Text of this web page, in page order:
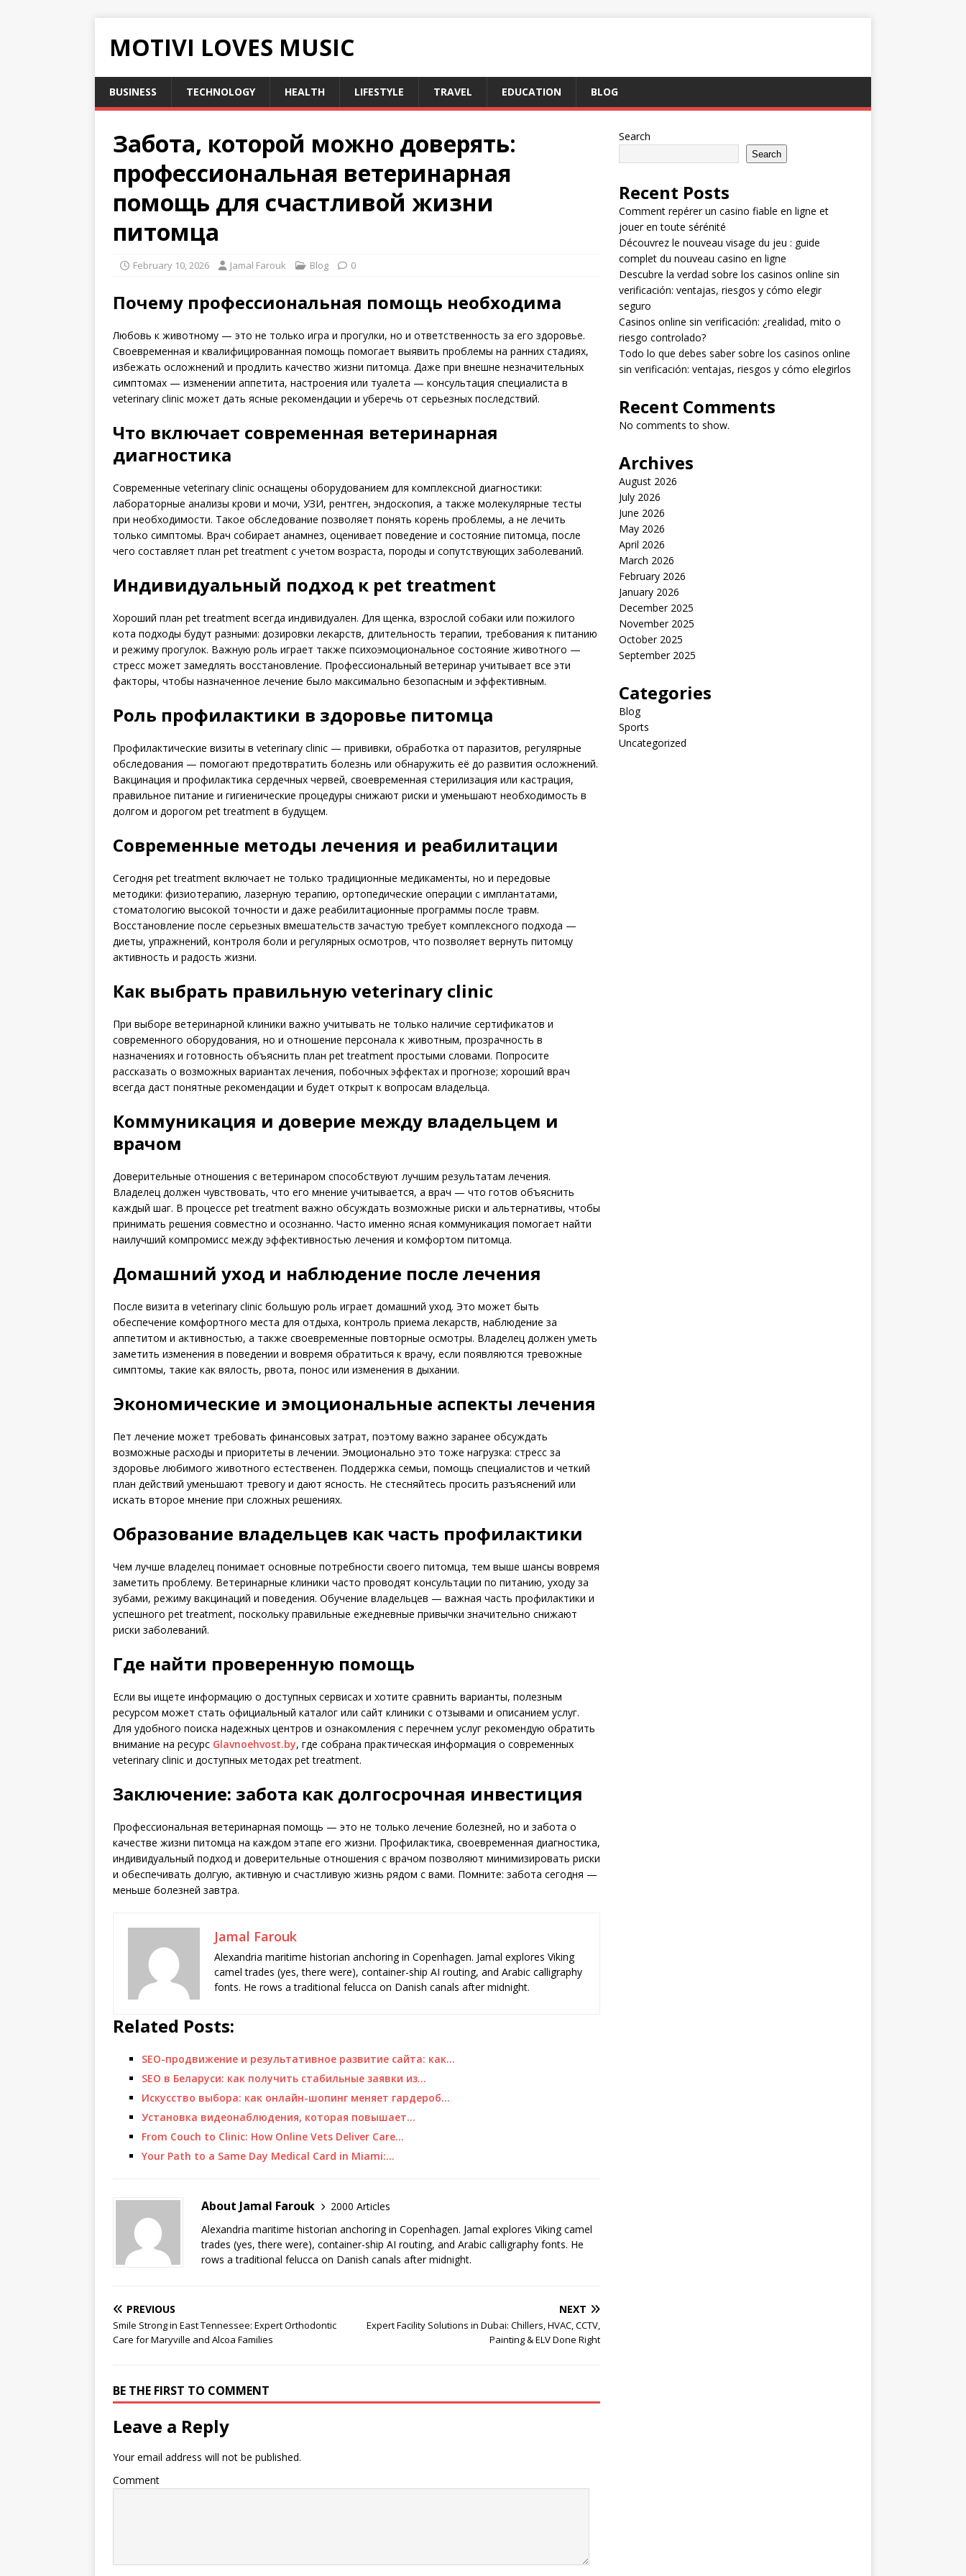
MOTIVI LOVES MUSIC
BUSINESS TECHNOLOGY HEALTH LIFESTYLE TRAVEL EDUCATION BLOG
Забота, которой можно доверять:
профессиональная ветеринарная
помощь для счастливой жизни
питомца
February 10, 2026 Jamal Farouk Blog 0
Почему профессиональная помощь необходима
Любовь к животному — это не только игра и прогулки, но и ответственность за его здоровье.
Своевременная и квалифицированная помощь помогает выявить проблемы на ранних стадиях,
избежать осложнений и продлить качество жизни питомца. Даже при внешне незначительных
симптомах — изменении аппетита, настроения или туалета — консультация специалиста в
veterinary clinic может дать ясные рекомендации и уберечь от серьезных последствий.
Что включает современная ветеринарная
диагностика
Современные veterinary clinic оснащены оборудованием для комплексной диагностики:
лабораторные анализы крови и мочи, УЗИ, рентген, эндоскопия, а также молекулярные тесты
при необходимости. Такое обследование позволяет понять корень проблемы, а не лечить
только симптомы. Врач собирает анамнез, оценивает поведение и состояние питомца, после
чего составляет план pet treatment с учетом возраста, породы и сопутствующих заболеваний.
Индивидуальный подход к pet treatment
Хороший план pet treatment всегда индивидуален. Для щенка, взрослой собаки или пожилого
кота подходы будут разными: дозировки лекарств, длительность терапии, требования к питанию
и режиму прогулок. Важную роль играет также психоэмоциональное состояние животного —
стресс может замедлять восстановление. Профессиональный ветеринар учитывает все эти
факторы, чтобы назначенное лечение было максимально безопасным и эффективным.
Роль профилактики в здоровье питомца
Профилактические визиты в veterinary clinic — прививки, обработка от паразитов, регулярные
обследования — помогают предотвратить болезнь или обнаружить её до развития осложнений.
Вакцинация и профилактика сердечных червей, своевременная стерилизация или кастрация,
правильное питание и гигиенические процедуры снижают риски и уменьшают необходимость в
долгом и дорогом pet treatment в будущем.
Современные методы лечения и реабилитации
Сегодня pet treatment включает не только традиционные медикаменты, но и передовые
методики: физиотерапию, лазерную терапию, ортопедические операции с имплантатами,
стоматологию высокой точности и даже реабилитационные программы после травм.
Восстановление после серьезных вмешательств зачастую требует комплексного подхода —
диеты, упражнений, контроля боли и регулярных осмотров, что позволяет вернуть питомцу
активность и радость жизни.
Как выбрать правильную veterinary clinic
При выборе ветеринарной клиники важно учитывать не только наличие сертификатов и
современного оборудования, но и отношение персонала к животным, прозрачность в
назначениях и готовность объяснить план pet treatment простыми словами. Попросите
рассказать о возможных вариантах лечения, побочных эффектах и прогнозе; хороший врач
всегда даст понятные рекомендации и будет открыт к вопросам владельца.
Коммуникация и доверие между владельцем и
врачом
Доверительные отношения с ветеринаром способствуют лучшим результатам лечения.
Владелец должен чувствовать, что его мнение учитывается, а врач — что готов объяснить
каждый шаг. В процессе pet treatment важно обсуждать возможные риски и альтернативы, чтобы
принимать решения совместно и осознанно. Часто именно ясная коммуникация помогает найти
наилучший компромисс между эффективностью лечения и комфортом питомца.
Домашний уход и наблюдение после лечения
После визита в veterinary clinic большую роль играет домашний уход. Это может быть
обеспечение комфортного места для отдыха, контроль приема лекарств, наблюдение за
аппетитом и активностью, а также своевременные повторные осмотры. Владелец должен уметь
заметить изменения в поведении и вовремя обратиться к врачу, если появляются тревожные
симптомы, такие как вялость, рвота, понос или изменения в дыхании.
Экономические и эмоциональные аспекты лечения
Пет лечение может требовать финансовых затрат, поэтому важно заранее обсуждать
возможные расходы и приоритеты в лечении. Эмоционально это тоже нагрузка: стресс за
здоровье любимого животного естественен. Поддержка семьи, помощь специалистов и четкий
план действий уменьшают тревогу и дают ясность. Не стесняйтесь просить разъяснений или
искать второе мнение при сложных решениях.
Образование владельцев как часть профилактики
Чем лучше владелец понимает основные потребности своего питомца, тем выше шансы вовремя
заметить проблему. Ветеринарные клиники часто проводят консультации по питанию, уходу за
зубами, режиму вакцинаций и поведения. Обучение владельцев — важная часть профилактики и
успешного pet treatment, поскольку правильные ежедневные привычки значительно снижают
риски заболеваний.
Где найти проверенную помощь
Если вы ищете информацию о доступных сервисах и хотите сравнить варианты, полезным
ресурсом может стать официальный каталог или сайт клиники с отзывами и описанием услуг.
Для удобного поиска надежных центров и ознакомления с перечнем услуг рекомендую обратить
внимание на ресурс Glavnoehvost.by, где собрана практическая информация о современных
veterinary clinic и доступных методах pet treatment.
Заключение: забота как долгосрочная инвестиция
Профессиональная ветеринарная помощь — это не только лечение болезней, но и забота о
качестве жизни питомца на каждом этапе его жизни. Профилактика, своевременная диагностика,
индивидуальный подход и доверительные отношения с врачом позволяют минимизировать риски
и обеспечивать долгую, активную и счастливую жизнь рядом с вами. Помните: забота сегодня —
меньше болезней завтра.
Jamal Farouk
Alexandria maritime historian anchoring in Copenhagen. Jamal explores Viking
camel trades (yes, there were), container-ship AI routing, and Arabic calligraphy
fonts. He rows a traditional felucca on Danish canals after midnight.
Related Posts:
SEO-продвижение и результативное развитие сайта: как…
SEO в Беларуси: как получить стабильные заявки из…
Искусство выбора: как онлайн-шопинг меняет гардероб…
Установка видеонаблюдения, которая повышает…
From Couch to Clinic: How Online Vets Deliver Care…
Your Path to a Same Day Medical Card in Miami:…
About Jamal Farouk
2000 Articles
Alexandria maritime historian anchoring in Copenhagen. Jamal explores Viking camel
trades (yes, there were), container-ship AI routing, and Arabic calligraphy fonts. He
rows a traditional felucca on Danish canals after midnight.
PREVIOUS
Smile Strong in East Tennessee: Expert Orthodontic
Care for Maryville and Alcoa Families
NEXT
Expert Facility Solutions in Dubai: Chillers, HVAC, CCTV,
Painting & ELV Done Right
BE THE FIRST TO COMMENT
Leave a Reply
Your email address will not be published.
Comment
Search
Search
Recent Posts
Comment repérer un casino fiable en ligne et
jouer en toute sérénité
Découvrez le nouveau visage du jeu : guide
complet du nouveau casino en ligne
Descubre la verdad sobre los casinos online sin
verificación: ventajas, riesgos y cómo elegir
seguro
Casinos online sin verificación: ¿realidad, mito o
riesgo controlado?
Todo lo que debes saber sobre los casinos online
sin verificación: ventajas, riesgos y cómo elegirlos
Recent Comments
No comments to show.
Archives
August 2026
July 2026
June 2026
May 2026
April 2026
March 2026
February 2026
January 2026
December 2025
November 2025
October 2025
September 2025
Categories
Blog
Sports
Uncategorized